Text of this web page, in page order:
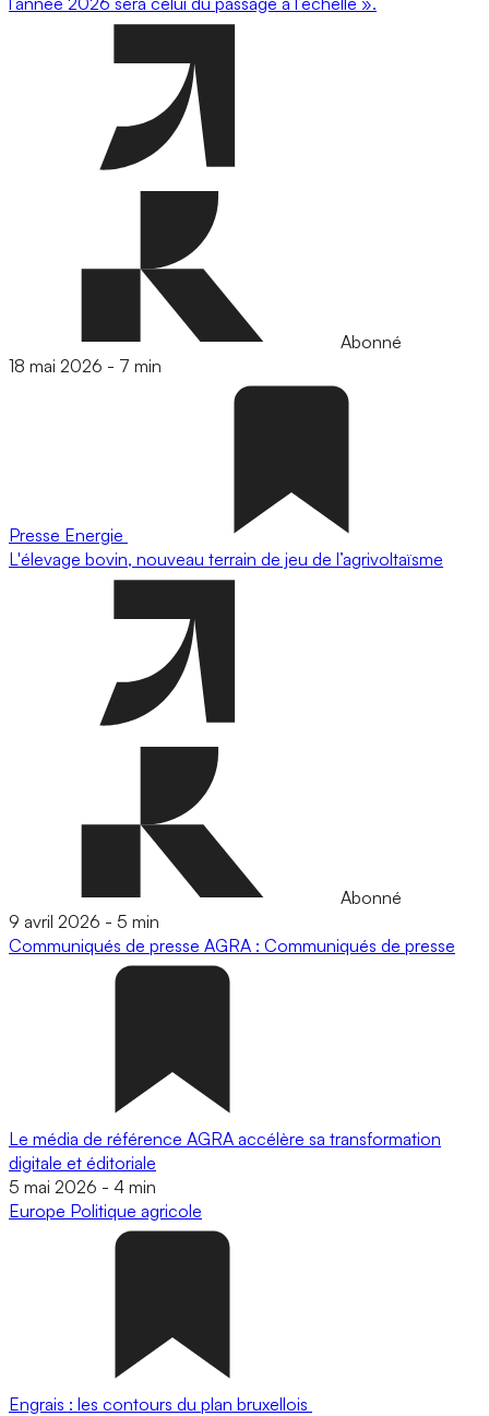
Abonné
18 mai 2026 - 7 min
Presse Energie
L'élevage bovin, nouveau terrain de jeu de l’agrivoltaïsme
Abonné
9 avril 2026 - 5 min
Communiqués de presse AGRA : Communiqués de presse
Le média de référence AGRA accélère sa transformation
digitale et éditoriale
5 mai 2026 - 4 min
Europe Politique agricole
Engrais : les contours du plan bruxellois